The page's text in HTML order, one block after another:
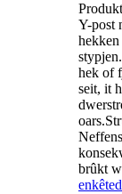
Y-post
hekken
hek of
seit, it
brûkt
enkête